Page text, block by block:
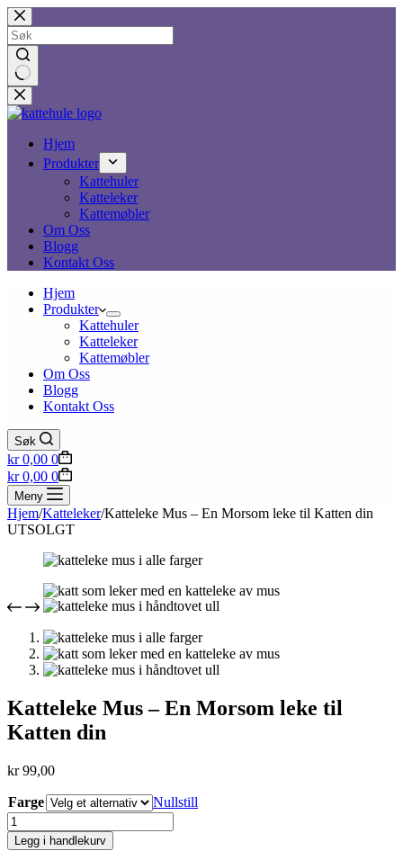
Hopp
til
innholdet
Ingen
resultater
Hjem
Produkter
Kattehuler
Katteleker
Kattemøbler
Om Oss
Blogg
Kontakt Oss
Hjem
Produkter
Kattehuler
Katteleker
Kattemøbler
Om Oss
Blogg
Kontakt Oss
Søk
Handlekurv
kr0,00 0
Handlekurv
kr0,00 0
Meny
Hjem/Katteleker/Katteleke Mus – En Morsom leke til Katten din
UTSOLGT
Katteleke Mus – En Morsom leke til
Katten din
kr99,00
Farge
Nullstill
Katteleke
Mus
–
Legg i handlekurv